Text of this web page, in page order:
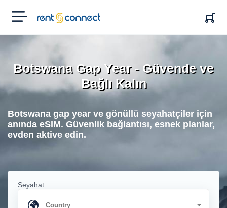
RENT'N
CONNECT
Botswana Gap Year - Güvende ve
Bağlı Kalın
Botswana gap year ve gönüllü seyahatçiler için
anında eSIM. Güvenlik bağlantısı, esnek planlar,
evden aktive edin.
Seyahat: